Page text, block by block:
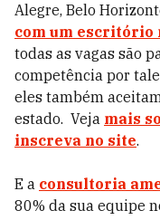
Alegre, Belo
com um escritório
todas as vagas são
competência por
eles também
estado. Veja mais
inscreva no site.
E a consultoria
80% da sua equipe